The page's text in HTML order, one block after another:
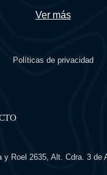
Ver más
Políticas de privacidad
y Roel 2635, Alt. Cdra. 3 de